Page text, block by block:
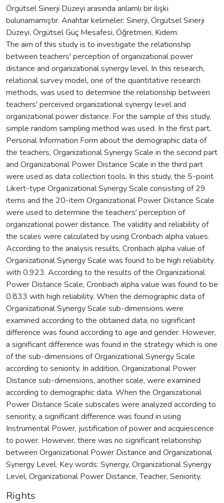
Örgütsel Sinerji Düzeyi arasında anlamlı bir ilişki
bulunamamıştır. Anahtar kelimeler: Sinerji, Örgütsel Sinerji
Düzeyi, Örgütsel Güç Mesafesi, Öğretmen, Kıdem.
The aim of this study is to investigate the relationship
between teachers' perception of organizational power
distance and organizational synergy level. In this research,
relational survey model, one of the quantitative research
methods, was used to determine the relationship between
teachers' perceived organizational synergy level and
organizational power distance. For the sample of this study,
simple random sampling method was used. In the first part,
Personal Information Form about the demographic data of
the teachers, Organizational Synergy Scale in the second part
and Organizational Power Distance Scale in the third part
were used as data collection tools. In this study, the 5-point
Likert-type Organizational Synergy Scale consisting of 29
items and the 20-item Organizational Power Distance Scale
were used to determine the teachers' perception of
organizational power distance. The validity and reliability of
the scales were calculated by using Cronbach alpha values.
According to the analysis results, Cronbach alpha value of
Organizational Synergy Scale was found to be high reliability
with 0.923. According to the results of the Organizational
Power Distance Scale, Cronbach alpha value was found to be
0.833 with high reliability. When the demographic data of
Organizational Synergy Scale sub-dimensions were
examined according to the obtained data, no significant
difference was found according to age and gender. However,
a significant difference was found in the strategy which is one
of the sub-dimensions of Organizational Synergy Scale
according to seniority. In addition, Organizational Power
Distance sub-dimensions, another scale, were examined
according to demographic data. When the Organizational
Power Distance Scale subscales were analyzed according to
seniority, a significant difference was found in using
Instrumental Power, justification of power and acquiescence
to power. However, there was no significant relationship
between Organizational Power Distance and Organizational
Synergy Level. Key words: Synergy, Organizational Synergy
Level, Organizational Power Distance, Teacher, Seniority.
Rights